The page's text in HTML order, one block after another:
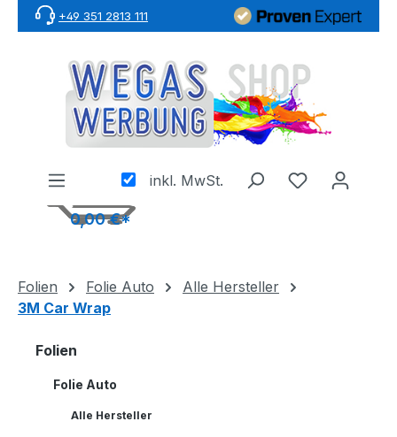
Zum Hauptinhalt springen
+49 351 2813 111
inkl. MwSt.
0,00 €*
Folien Folie Auto
Alle Hersteller
3M Car Wrap
Folien
Folie Auto
Alle Hersteller